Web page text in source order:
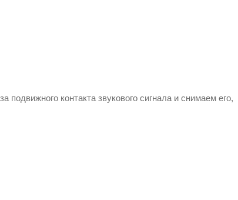
подвижного контакта звукового сигнала и снимаем его,